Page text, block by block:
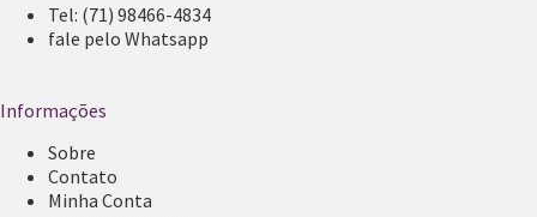
Tel: (71) 98466-4834
fale pelo Whatsapp
Informações
Sobre
Contato
Minha Conta